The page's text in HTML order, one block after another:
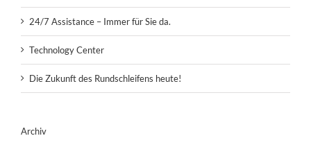
24/7 Assistance – Immer für Sie da.
Technology Center
Die Zukunft des Rundschleifens heute!
Archiv